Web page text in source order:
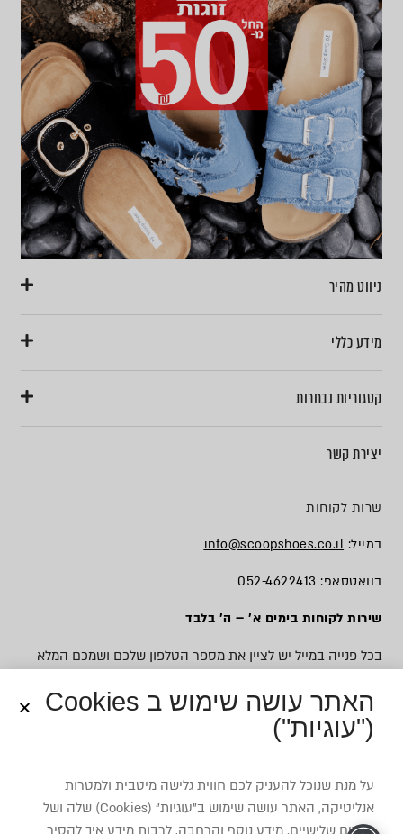
ניווט מהיר
מידע כללי
קטגוריות נבחרות
יצירת קשר
שרות לקוחות
במייל: info@scoopshoes.co.il
בוואטסאפ: 052-4622413
שירות לקוחות בימים א׳ – ה׳ בלבד
בכל פנייה במייל יש לציין את מספר הטלפון שלכם ושמכם המלא
האתר עושה שימוש ב Cookies
("עוגיות")
על מנת שנוכל להעניק לכם חווית גלישה מיטבית ולמטרות
אנליטיקה, האתר עושה שימוש ב”עוגיות” (Cookies) שלה ושל
צדדים שלישיים. מידע נוסף והרחבה, לרבות מידע איך להסיר